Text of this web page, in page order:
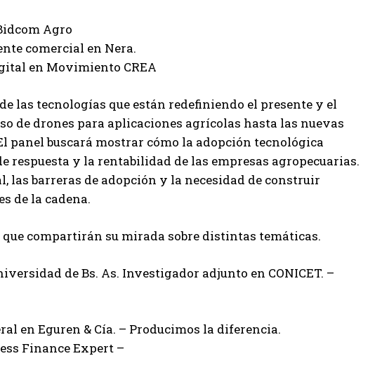
Agro
comercial en Nera.
en Movimiento CREA
las tecnologías que están redefiniendo el presente y el
de drones para aplicaciones agrícolas hasta las nuevas
buscará mostrar cómo la adopción tecnológica
y la rentabilidad de las empresas agropecuarias.
barreras de adopción y la necesidad de construir
de la cadena.
compartirán su mirada sobre distintas temáticas.
de Bs. As. Investigador adjunto en CONICET. –
en Eguren & Cía. – Producimos la diferencia.
Finance Expert –